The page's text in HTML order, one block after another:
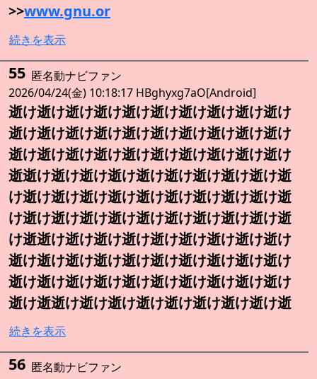
>>www.gnu.or
続きを表示
55 匿名動ナビファン
2026/04/24(金) 10:18:17 HBghyxg7aO[Android]
逝け逝け逝け逝け逝け逝け逝け逝け逝け逝け
逝け逝け逝け逝け逝け逝け逝け逝け逝け逝け
逝け逝け逝け逝け逝け逝け逝け逝け逝け逝け
逝逝け逝け逝け逝け逝け逝け逝け逝け逝け逝
け逝け逝け逝け逝け逝け逝け逝け逝け逝け逝
け逝け逝け逝け逝け逝け逝け逝け逝け逝け逝
け逝逝け逝け逝け逝け逝け逝け逝け逝け逝け
逝け逝け逝け逝け逝け逝け逝け逝け逝け逝け
逝け逝け逝け逝け逝け逝け逝け逝け逝け逝け
逝け逝逝け逝け逝け逝け逝け逝け逝け逝け逝
続きを表示
56 匿名動ナビファン